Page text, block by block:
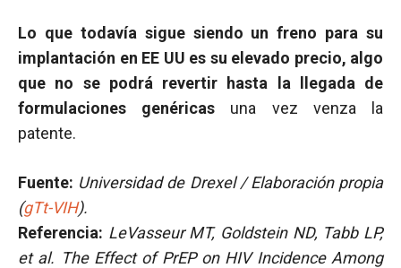
Lo que todavía sigue siendo un freno para su
implantación en EE UU es su elevado precio, algo
que no se podrá revertir hasta la llegada de
formulaciones genéricas una vez venza la
patente.
Fuente: Universidad de Drexel / Elaboración propia
(gTt-VIH).
Referencia: LeVasseur MT, Goldstein ND, Tabb LP,
et al. The Effect of PrEP on HIV Incidence Among